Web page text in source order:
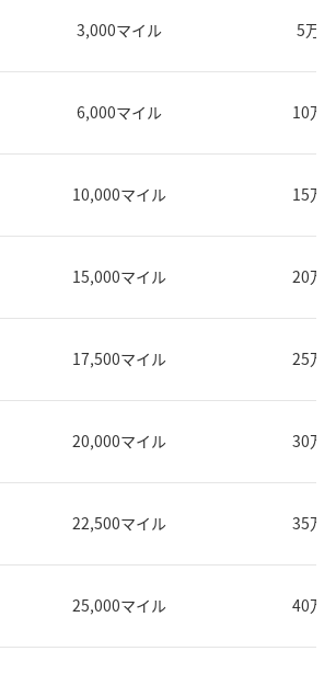
3,000マイル 5万
6,000マイル 10万
10,000マイル 15万
15,000マイル 20万
17,500マイル 25万
20,000マイル 30万
22,500マイル 35万
25,000マイル 40万